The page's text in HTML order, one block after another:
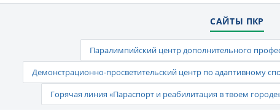
САЙТЫ ПКР
Паралимпийский центр дополнительного
Демонстрационно-просветительский центр по адаптивному
Горячая линия «Параспорт и реабилитация в твоем